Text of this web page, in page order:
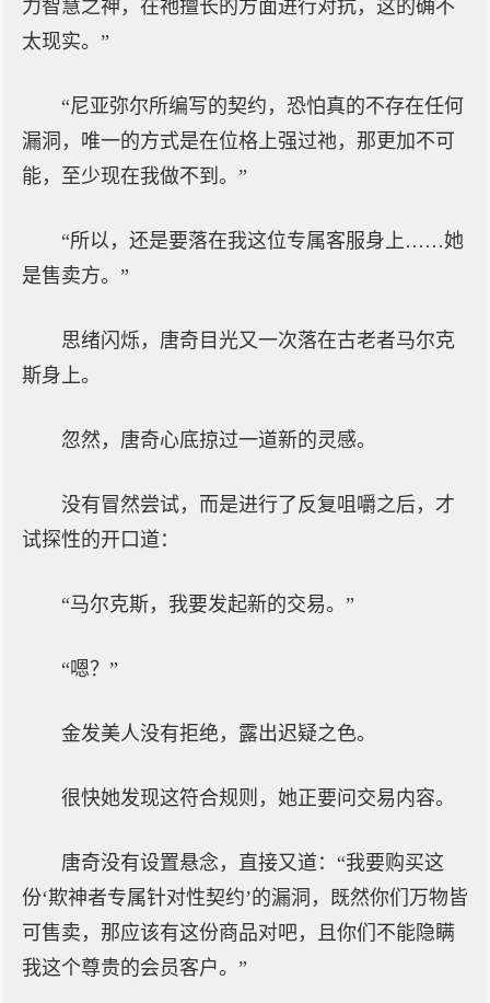
力智慧之神，在祂擅长的方面进行对抗，这的确不
太现实。”
“尼亚弥尔所编写的契约，恐怕真的不存在任何
漏洞，唯一的方式是在位格上强过祂，那更加不可
能，至少现在我做不到。”
“所以，还是要落在我这位专属客服身上……她
是售卖方。”
思绪闪烁，唐奇目光又一次落在古老者马尔克
斯身上。
忽然，唐奇心底掠过一道新的灵感。
没有冒然尝试，而是进行了反复咀嚼之后，才
试探性的开口道：
“马尔克斯，我要发起新的交易。”
“嗯？”
金发美人没有拒绝，露出迟疑之色。
很快她发现这符合规则，她正要问交易内容。
唐奇没有设置悬念，直接又道：“我要购买这
份‘欺神者专属针对性契约’的漏洞，既然你们万物皆
可售卖，那应该有这份商品对吧，且你们不能隐瞒
我这个尊贵的会员客户。”